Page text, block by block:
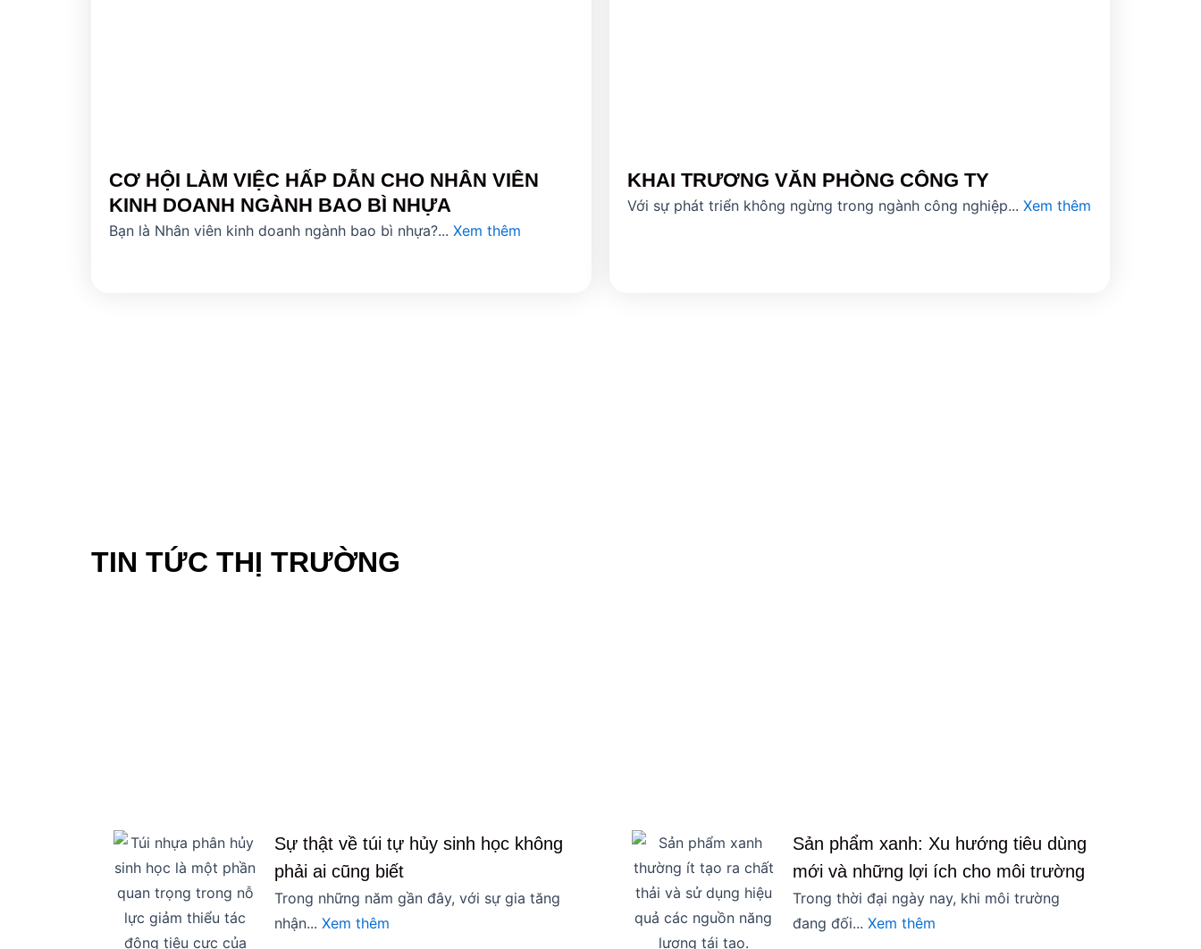
CƠ HỘI LÀM VIỆC HẤP DẪN CHO NHÂN VIÊN
KINH DOANH NGÀNH BAO BÌ NHỰA
Bạn là Nhân viên kinh doanh ngành bao bì nhựa?... Xem thêm
KHAI TRƯƠNG VĂN PHÒNG CÔNG TY
Với sự phát triển không ngừng trong ngành công nghiệp... Xem thêm
TIN TỨC THỊ TRƯỜNG
Sự thật về túi tự hủy sinh học không
phải ai cũng biết
Trong những năm gần đây, với sự gia tăng
nhận...Xem thêm
Sản phẩm xanh: Xu hướng tiêu dùng
mới và những lợi ích cho môi trường
Trong thời đại ngày nay, khi môi trường
đang đối...Xem thêm